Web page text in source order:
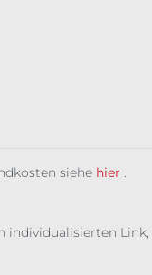
siehe hier .